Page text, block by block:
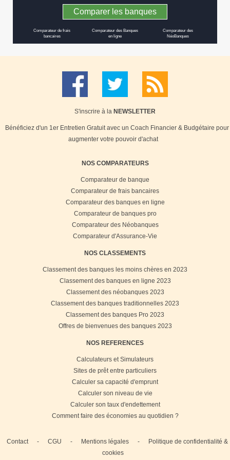
Comparer les banques
Comparateur de frais
bancaires
Comparateur des Banques
en ligne
Comparateur des
NéoBanques
S'inscrire à la NEWSLETTER
Bénéficiez d'un 1er Entretien Gratuit avec un Coach Financier & Budgétaire pour
augmenter votre pouvoir d'achat
NOS COMPARATEURS
Comparateur de banque
Comparateur de frais bancaires
Comparateur des banques en ligne
Comparateur de banques pro
Comparateur des Néobanques
Comparateur d'Assurance-Vie
NOS CLASSEMENTS
Classement des banques les moins chères en 2023
Classement des banques en ligne 2023
Classement des néobanques 2023
Classement des banques traditionnelles 2023
Classement des banques Pro 2023
Offres de bienvenues des banques 2023
NOS REFERENCES
Calculateurs et Simulateurs
Sites de prêt entre particuliers
Calculer sa capacité d'emprunt
Calculer son niveau de vie
Calculer son taux d'endettement
Comment faire des économies au quotidien ?
Contact - CGU - Mentions légales -
Politique de confidentialité &
cookies